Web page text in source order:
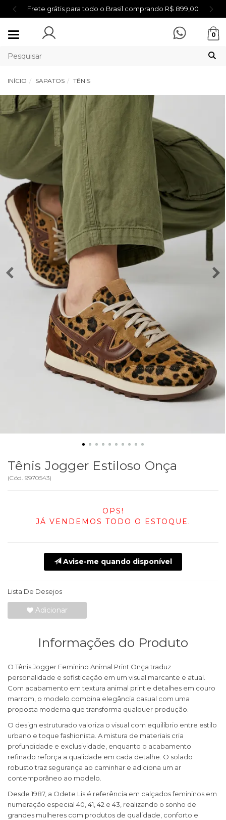
Frete grátis para todo o Brasil comprando R$ 899,00
Mudar
0
INÍCIO SAPATOS TÊNIS
Tênis Jogger Estiloso Onça
(Cód. 9970543)
OPS!
JÁ VENDEMOS TODO O ESTOQUE.
Avise-me quando disponível
Lista De Desejos
Adicionar
Informações do Produto
O Tênis Jogger Feminino Animal Print Onça traduz
personalidade e sofisticação em um visual marcante e atual.
Com acabamento em textura animal print e detalhes em couro
marrom, o modelo combina elegância casual com uma
proposta moderna que transforma qualquer produção.
O design estruturado valoriza o visual com equilíbrio entre estilo
urbano e toque fashionista. A mistura de materiais cria
profundidade e exclusividade, enquanto o acabamento
refinado reforça a qualidade em cada detalhe. O solado
robusto traz segurança ao caminhar e adiciona um ar
contemporâneo ao modelo.
Desde 1987, a Odete Lis é referência em calçados femininos em
numeração especial 40, 41, 42 e 43, realizando o sonho de
grandes mulheres com produtos de qualidade, conforto e